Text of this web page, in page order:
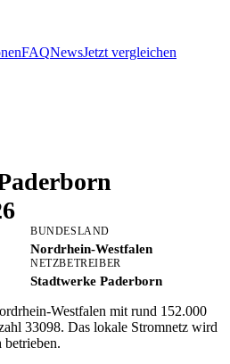
FAQNewsJetzt vergleichen
BUNDESLAND
Nordrhein-Westfalen
NETZBETREIBER
Stadtwerke Paderborn
Westfalen mit rund 152.000
33098. Das lokale Stromnetz wird
betrieben.